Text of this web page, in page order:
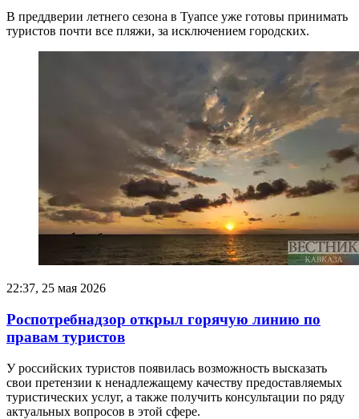
В преддверии летнего сезона в Туапсе уже готовы принимать
туристов почти все пляжи, за исключением городских.
22:37, 25 мая 2026
Роспотребнадзор открыл горячую линию по
правам туристов
У российских туристов появилась возможность высказать
свои претензии к ненадлежащему качеству предоставляемых
туристических услуг, а также получить консультации по ряду
актуальных вопросов в этой сфере.